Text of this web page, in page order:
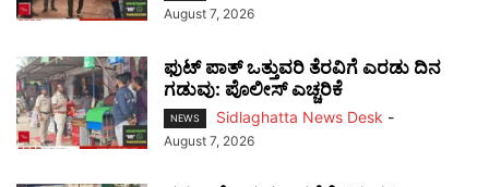
August 7, 2026
ಫುಟ್‌ ಪಾತ್ ಒತ್ತುವರಿ ತೆರವಿಗೆ ಎರಡು ದಿನ
ಗಡುವು: ಪೊಲೀಸ್ ಎಚ್ಚರಿಕೆ
NEWS Sidlaghatta News Desk -
August 7, 2026